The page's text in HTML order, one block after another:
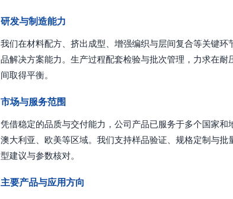
研发与制造能力
我们在材料配方、挤出成型、增强编织与层间复合等关键
品解决方案能力。生产过程配套检验与批次管理，力求在耐
间取得平衡。
市场与服务范围
凭借稳定的品质与交付能力，公司产品已服务于多个国家和
澳大利亚、欧美等区域。我们支持样品验证、规格定制与
型建议与参数核对。
主要产品与应用方向